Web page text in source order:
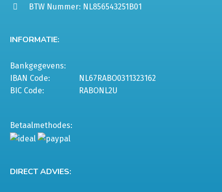
BTW Nummer: NL856543251B01
INFORMATIE:
Bankgegevens:
IBAN Code:
NL67RABO0311323162
BIC Code:
RABONL2U
Betaalmethodes:
DIRECT ADVIES: